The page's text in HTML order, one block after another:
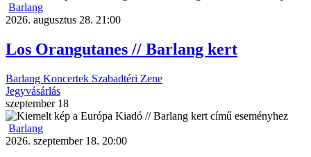
Barlang
2026. augusztus 28. 21:00
Los Orangutanes // Barlang kert
Barlang Koncertek Szabadtéri Zene
Jegyvásárlás
szeptember 18
Barlang
2026. szeptember 18. 20:00